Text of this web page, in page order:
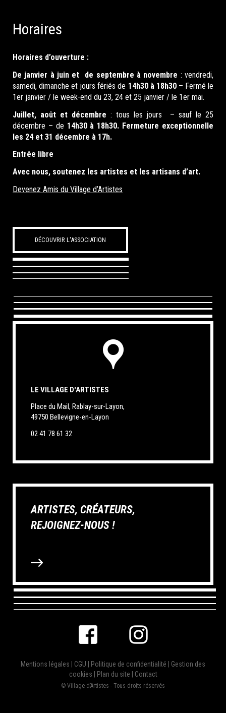
Horaires
Horaires d’ouverture :
De janvier à juin et de septembre à novembre : vendredi,
samedi, dimanche et jours fériés de 14h30 à 18h30– Fermé le
1er janvier / le week-end du 23, 24 et 25 janvier / le 1er mai.
Juillet, août et décembre : tous les jours – sauf le 25
décembre – de 14h30 à 18h30. Fermeture exceptionnelle
les 24 et 31 décembre à 17h.
Entrée libre
Avec nous, soutenez les artistes et les artisans d’art.
Devenez Amis du Village d’Artistes
DÉCOUVRIR L'ASSOCIATION
LE VILLAGE D'ARTISTES
Place du Mail, Rablay-sur-Layon,
49750 Bellevigne-en-Layon
02 41 78 61 32
ARTISTES, CRÉATEURS,
REJOIGNEZ-NOUS !
Mentions légales CGU Politique de confidentialité
Gestion des
cookies
Plan du site Contact
© Village d’Artistes - Tous droits réservés